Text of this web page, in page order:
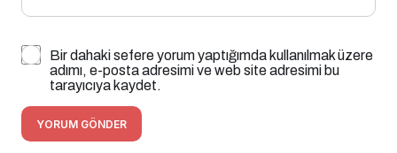
Bir dahaki sefere yorum yaptığımda kullanılmak üzere
adımı, e-posta adresimi ve web site adresimi bu
tarayıcıya kaydet.
YORUM GÖNDER